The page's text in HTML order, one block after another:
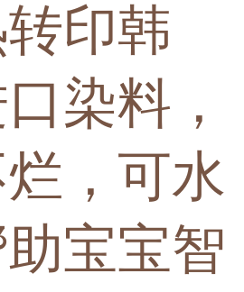
印韩
染料，
，可水
宝宝智